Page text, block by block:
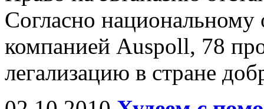
Согласно
компанией Auspoll, 78
легализацию в стране